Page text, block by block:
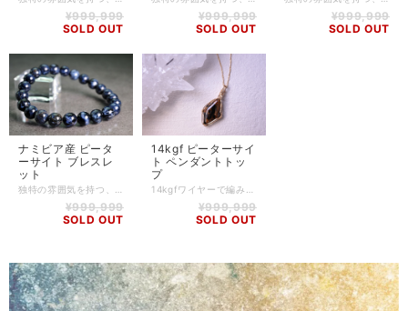
¥999,999
SOLD OUT
¥999,999
SOLD OUT
¥999,999
SOLD OUT
ナミビア産 ピータ
ーサイト ブレスレ
ット
¥999,999
SOLD OUT
14kgf ピーターサイ
ト ペンダントトッ
プ
¥999,999
SOLD OUT